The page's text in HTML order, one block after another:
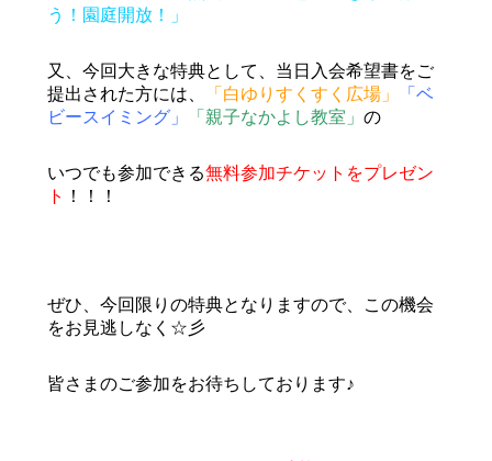
う！園庭開放！」
又、今回大きな特典として、当日入会希望書をご
提出された方には、
「白ゆりすくすく広場」
「ベ
ビースイミング」
「親子なかよし教室」 の
いつでも参加できる無料参加チケットをプレゼン
ト
！！！
ぜひ、今回限りの特典となりますので、この機会
をお見逃しなく☆彡
皆さまのご参加をお待ちしております♪